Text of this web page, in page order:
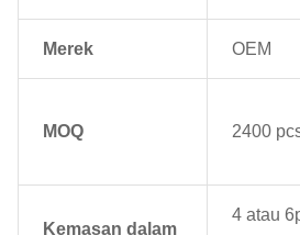
Merek OEM
MOQ 2400
Kemasan dalam
4 atau